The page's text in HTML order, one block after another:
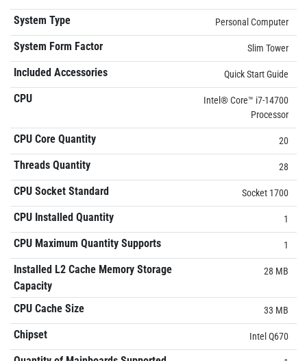
System Type Personal Computer
System Form Factor Slim Tower
Included Accessories Quick Start Guide
CPU
Intel® Core™ i7-14700
Processor
CPU Core Quantity 20
Threads Quantity 28
CPU Socket Standard Socket 1700
CPU Installed Quantity 1
CPU Maximum Quantity Supports 1
Installed L2 Cache Memory Storage
Capacity
28 MB
CPU Cache Size 33 MB
Chipset Intel Q670